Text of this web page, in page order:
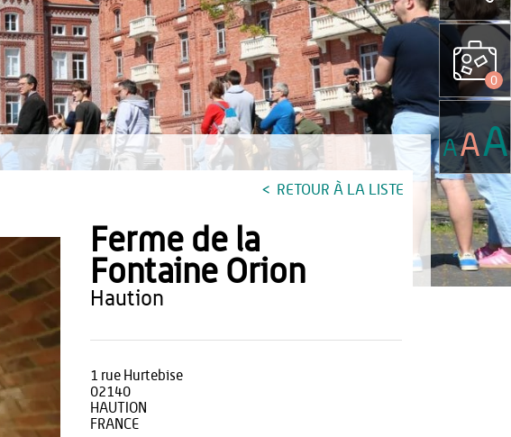
RETOUR À LA LISTE
Ferme de la
Fontaine Orion
haution
1 rue Hurtebise
02140
HAUTION
FRANCE
0
AAA